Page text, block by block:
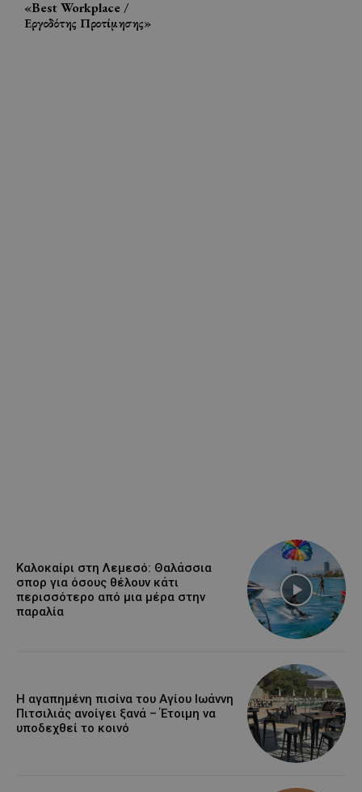
«Best Workplace /
Εργοδότης Προτίμησης»
Καλοκαίρι στη Λεμεσό: Θαλάσσια
σπορ για όσους θέλουν κάτι
περισσότερο από μια μέρα στην
παραλία
Η αγαπημένη πισίνα του Αγίου Ιωάννη
Πιτσιλιάς ανοίγει ξανά – Έτοιμη να
υποδεχθεί το κοινό